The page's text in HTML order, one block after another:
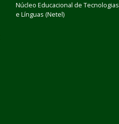
Núcleo Educacional de Tecnologias
e Línguas (Netel)